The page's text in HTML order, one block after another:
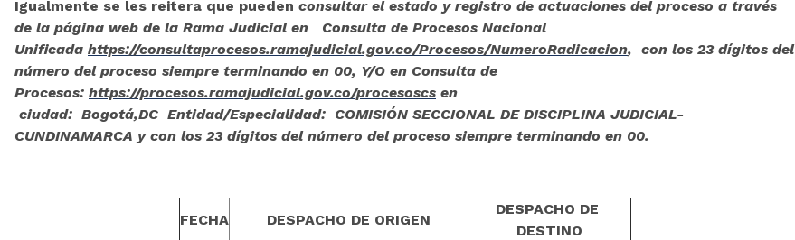
Igualmente se les reitera que pueden consultar el estado y registro de actuaciones del proceso a través
de la página web de la Rama Judicial en Consulta de Procesos Nacional
Unificada https://consultaprocesos.ramajudicial.gov.co/Procesos/NumeroRadicacion, con los 23 dígitos del
número del proceso siempre terminando en 00, Y/O en Consulta de
Procesos: https://procesos.ramajudicial.gov.co/procesoscs en
ciudad: Bogotá,DC Entidad/Especialidad: COMISIÓN SECCIONAL DE DISCIPLINA JUDICIAL-
CUNDINAMARCA y con los 23 dígitos del número del proceso siempre terminando en 00.
FECHA DESPACHO DE ORIGEN
DESPACHO DE
DESTINO